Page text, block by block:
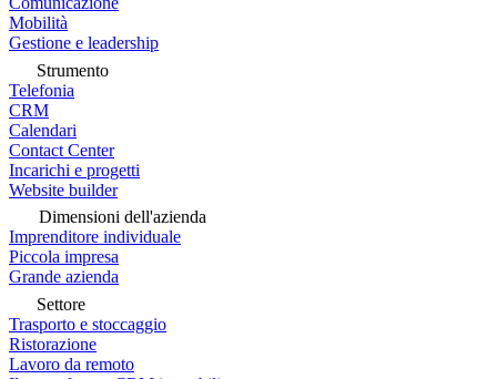
Mobilità
Gestione e leadership
Strumento
Telefonia
CRM
Calendari
Contact Center
Incarichi e progetti
Website builder
Dimensioni dell'azienda
Imprenditore individuale
Piccola impresa
Grande azienda
Settore
Trasporto e stoccaggio
Ristorazione
Lavoro da remoto